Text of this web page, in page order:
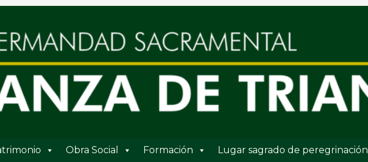
Obra Social Formación Lugar sagrado de peregrinación